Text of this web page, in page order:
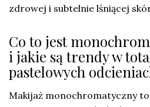
zdrowej i subtelnie lśniącej
Co to jest
i jakie są trendy w
pastelowych
Makijaż monochromatyczny